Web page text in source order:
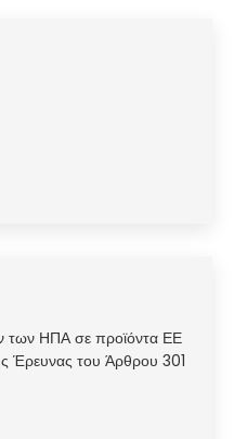
των ΗΠΑ σε προϊόντα ΕΕ
Έρευνας του Άρθρου 301